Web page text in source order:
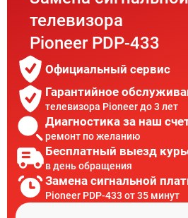
телевизора
Pioneer PDP-433
Официальный сервис
Гарантийное
телевизора Pioneer до 3 лет
Диагностика за наш
ремонт по желанию
Бесплатный выезд
в день обращения
Замена сигнальной
Pioneer PDP-433 от 35 минут